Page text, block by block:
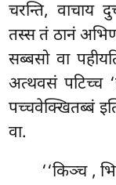
चरन्ति, वाचाय
तस्स तं ठानं
सब्बसो वा
अत्थवसं पटिच्च
पच्चवेक्खितब्बं
वा.
‘‘किञ्च ,